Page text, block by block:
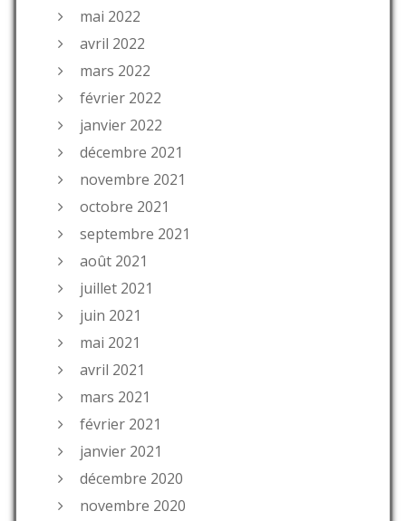
mai 2022
avril 2022
mars 2022
février 2022
janvier 2022
décembre 2021
novembre 2021
octobre 2021
septembre 2021
août 2021
juillet 2021
juin 2021
mai 2021
avril 2021
mars 2021
février 2021
janvier 2021
décembre 2020
novembre 2020